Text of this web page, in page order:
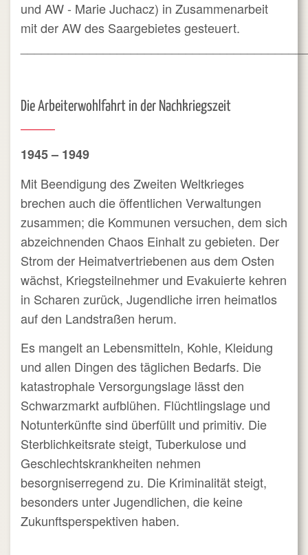
und AW - Marie Juchacz) in Zusammenarbeit
mit der AW des Saargebietes gesteuert.
Die Arbeiterwohlfahrt in der Nachkriegszeit
1945 – 1949
Mit Beendigung des Zweiten Weltkrieges
brechen auch die öffentlichen Verwaltungen
zusammen; die Kommunen versuchen, dem sich
abzeichnenden Chaos Einhalt zu gebieten. Der
Strom der Heimatvertriebenen aus dem Osten
wächst, Kriegsteilnehmer und Evakuierte kehren
in Scharen zurück, Jugendliche irren heimatlos
auf den Landstraßen herum.
Es mangelt an Lebensmitteln, Kohle, Kleidung
und allen Dingen des täglichen Bedarfs. Die
katastrophale Versorgungslage lässt den
Schwarzmarkt aufblühen. Flüchtlingslage und
Notunterkünfte sind überfüllt und primitiv. Die
Sterblichkeitsrate steigt, Tuberkulose und
Geschlechtskrankheiten nehmen
besorgniserregend zu. Die Kriminalität steigt,
besonders unter Jugendlichen, die keine
Zukunftsperspektiven haben.